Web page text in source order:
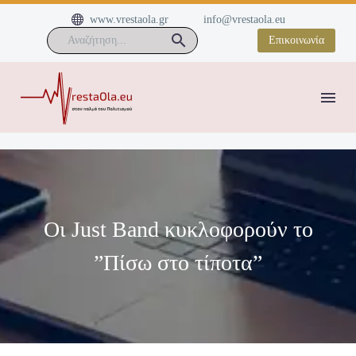

 www.vrestaola.gr
info@vrestaola.eu
Επικοινωνία
Οι Just Band κυκλοφορούν το
”Πίσω στο τίποτα”